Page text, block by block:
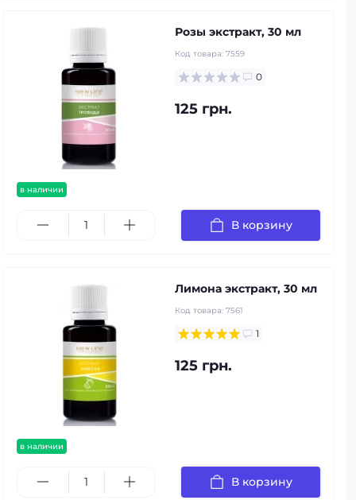
в наличии
Розы экстракт, 30 мл
Код товара: 7559
0
125 грн.
В корзину
в наличии
Лимона экстракт, 30 мл
Код товара: 7561
1
125 грн.
В корзину